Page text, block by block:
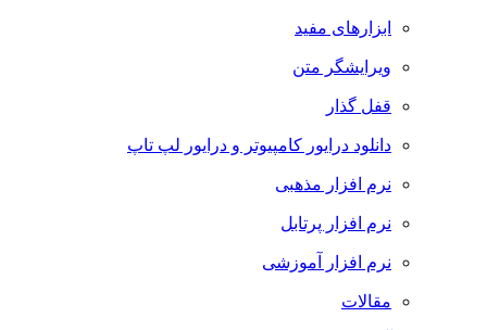
ابزارهای مفید
ویرایشگر متن
قفل گذار
دانلود درایور کامپیوتر و درایور لپ تاپ
نرم افزار مذهبی
نرم افزار پرتابل
نرم افزار آموزشی
مقالات